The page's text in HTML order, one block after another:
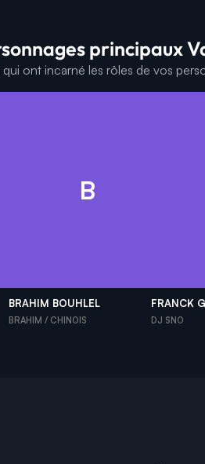
principaux
ont incarné les rôles de vos
B
BRAHIM BOUHLEL
BRAHIM / CHINOIS
FRANCK
DJ SNO